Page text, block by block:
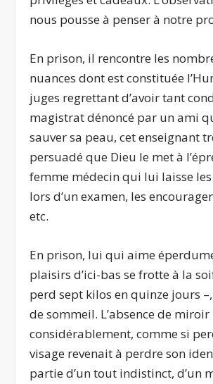
nous pousse à penser à notre
En prison, il rencontre les
nuances dont est constituée
juges regrettant d’avoir tant
magistrat dénoncé par un ami
sauver sa peau, cet enseignant
persuadé que Dieu le met à
femme médecin qui lui laisse
lors d’un examen, les
etc.
En prison, lui qui aime
plaisirs d’ici-bas se frotte à la
perd sept kilos en quinze jours
de sommeil. L’absence de
considérablement, comme si
visage revenait à perdre son
partie d’un tout indistinct, d’un